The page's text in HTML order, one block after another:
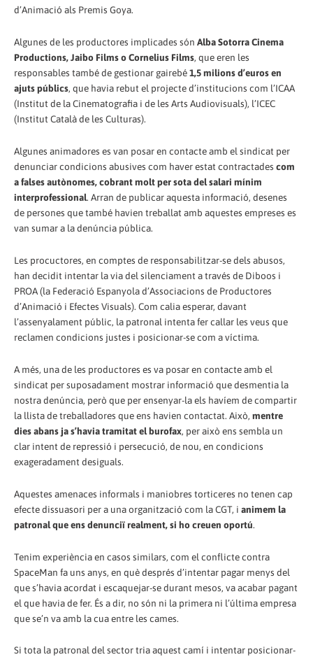
d’Animació als Premis Goya.
Algunes de les productores implicades són Alba Sotorra Cinema
Productions, Jaibo Films o Cornelius Films, que eren les
responsables també de gestionar gairebé1,5 milions d’euros en
ajuts públics, que havia rebut el projecte d’institucions com l’ICAA
(Institut de la Cinematografia i de les Arts Audiovisuals), l’ICEC
(Institut Català de les Culturas).
Algunes animadores es van posar en contacte amb el sindicat per
denunciar condicions abusives com haver estat contractades com
a falses autònomes, cobrant molt per sota del salari mínim
interprofessional. Arran de publicar aquesta informació, desenes
de persones que també havien treballat amb aquestes empreses es
van sumar a la denúncia pública.
Les procuctores, en comptes de responsabilitzar-se dels abusos,
han decidit intentar la via del silenciament a través de Diboos i
PROA (la Federació Espanyola d’Associacions de Productores
d’Animació i Efectes Visuals). Com calia esperar, davant
l’assenyalament públic, la patronal intenta fer callar les veus que
reclamen condicions justes i posicionar-se com a víctima.
A més, una de les productores es va posar en contacte amb el
sindicat per suposadament mostrar informació que desmentia la
nostra denúncia, però que per ensenyar-la els havíem de compartir
la llista de treballadores que ens havien contactat. Això, mentre
dies abans ja s’havia tramitat el burofax, per això ens sembla un
clar intent de repressió i persecució, de nou, en condicions
exageradament desiguals.
Aquestes amenaces informals i maniobres torticeres no tenen cap
efecte dissuasori per a una organització com la CGT, i animem la
patronal que ens denunciï realment, si ho creuen oportú.
Tenim experiència en casos similars, com el conflicte contra
SpaceMan fa uns anys, en què després d’intentar pagar menys del
que s’havia acordat i escaquejar-se durant mesos, va acabar pagant
el que havia de fer. És a dir, no són ni la primera ni l’última empresa
que se’n va amb la cua entre les cames.
Si tota la patronal del sector tria aquest camí i intentar posicionar-